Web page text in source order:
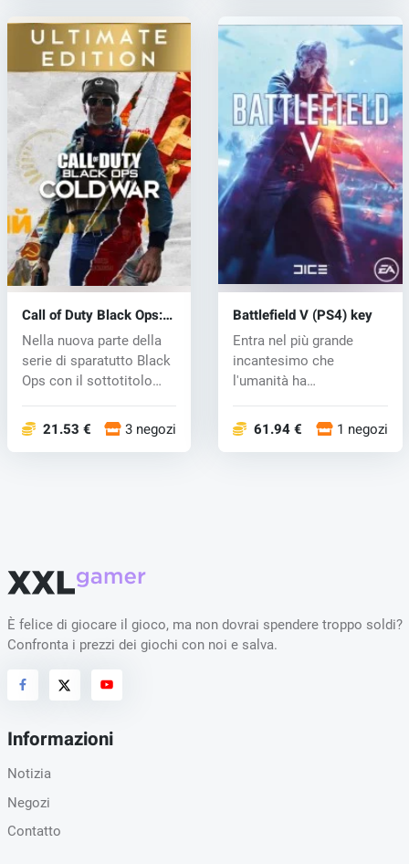
Call of Duty Black Ops:
Cold War (PS4) key
Nella nuova parte della
serie di sparatutto Black
Ops con il sottotitolo
21.53 € 3 negozi
Battlefield V (PS4) key
Entra nel più grande
incantesimo che
l'umanità ha
Battlefie...
61.94 € 1 negozi
È felice di giocare il gioco, ma non dovrai spendere troppo soldi?
Confronta i prezzi dei giochi con noi e salva.
Informazioni
Notizia
Negozi
Contatto